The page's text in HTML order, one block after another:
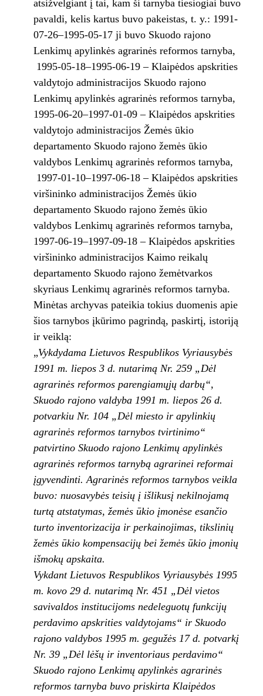
atsižvelgiant į tai, kam ši tarnyba tiesiogiai buvo
pavaldi, kelis kartus buvo pakeistas, t. y.: 1991-
07-26–1995-05-17 ji buvo Skuodo rajono
Lenkimų apylinkės agrarinės reformos tarnyba,
1995-05-18–1995-06-19 – Klaipėdos apskrities
valdytojo administracijos Skuodo rajono
Lenkimų apylinkės agrarinės reformos tarnyba,
1995-06-20–1997-01-09 – Klaipėdos apskrities
valdytojo administracijos Žemės ūkio
departamento Skuodo rajono žemės ūkio
valdybos Lenkimų agrarinės reformos tarnyba,
1997-01-10–1997-06-18 – Klaipėdos apskrities
viršininko administracijos Žemės ūkio
departamento Skuodo rajono žemės ūkio
valdybos Lenkimų agrarinės reformos tarnyba,
1997-06-19–1997-09-18 – Klaipėdos apskrities
viršininko administracijos Kaimo reikalų
departamento Skuodo rajono žemėtvarkos
skyriaus Lenkimų agrarinės reformos tarnyba.
Minėtas archyvas pateikia tokius duomenis apie
šios tarnybos įkūrimo pagrindą, paskirtį, istoriją
ir veiklą:
„Vykdydama Lietuvos Respublikos Vyriausybės
1991 m. liepos 3 d. nutarimą Nr. 259 „Dėl
agrarinės reformos parengiamųjų darbų“,
Skuodo rajono valdyba 1991 m. liepos 26 d.
potvarkiu Nr. 104 „Dėl miesto ir apylinkių
agrarinės reformos tarnybos tvirtinimo“
patvirtino Skuodo rajono Lenkimų apylinkės
agrarinės reformos tarnybą agrarinei reformai
įgyvendinti. Agrarinės reformos tarnybos veikla
buvo: nuosavybės teisių į išlikusį nekilnojamą
turtą atstatymas, žemės ūkio įmonėse esančio
turto inventorizacija ir perkainojimas, tikslinių
žemės ūkio kompensacijų bei žemės ūkio įmonių
išmokų apskaita.
Vykdant Lietuvos Respublikos Vyriausybės 1995
m. kovo 29 d. nutarimą Nr. 451 „Dėl vietos
savivaldos institucijoms nedeleguotų funkcijų
perdavimo apskrities valdytojams“ ir Skuodo
rajono valdybos 1995 m. gegužės 17 d. potvarkį
Nr. 39 „Dėl lėšų ir inventoriaus perdavimo“
Skuodo rajono Lenkimų apylinkės agrarinės
reformos tarnyba buvo priskirta Klaipėdos